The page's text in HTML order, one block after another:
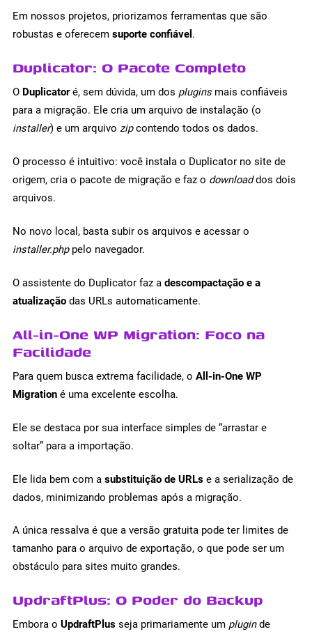
Em nossos projetos, priorizamos ferramentas que são
robustas e oferecem suporte confiável .
Duplicator: O Pacote Completo
O Duplicatoré, sem dúvida, um dos plugins mais confiáveis
para a migração. Ele cria um arquivo de instalação (o
installer) e um arquivo zipcontendo todos os dados.
O processo é intuitivo: você instala o Duplicator no site de
origem, cria o pacote de migração e faz o downloaddos dois
arquivos.
No novo local, basta subir os arquivos e acessar o
installer.phppelo navegador.
O assistente do Duplicator faz a descompactação e a
atualização das URLs automaticamente.
All-in-One WP Migration: Foco na
Facilidade
Para quem busca extrema facilidade, o All-in-One WP
Migration é uma excelente escolha.
Ele se destaca por sua interface simples de “arrastar e
soltar” para a importação.
Ele lida bem com a substituição de URLs e a serialização de
dados, minimizando problemas após a migração.
A única ressalva é que a versão gratuita pode ter limites de
tamanho para o arquivo de exportação, o que pode ser um
obstáculo para sites muito grandes.
UpdraftPlus: O Poder do Backup
Embora o UpdraftPlus seja primariamente um pluginde